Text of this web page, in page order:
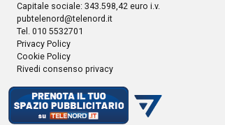
Capitale sociale: 343.598,42 euro i.v.
pubtelenord@telenord.it
Tel. 010 5532701
Privacy Policy
Cookie Policy
Rivedi consenso privacy